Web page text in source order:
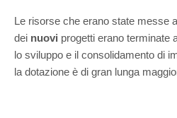
Le risorse che erano state messe
dei nuovi progetti erano terminate
lo sviluppo e il consolidamento di
la dotazione è di gran lunga